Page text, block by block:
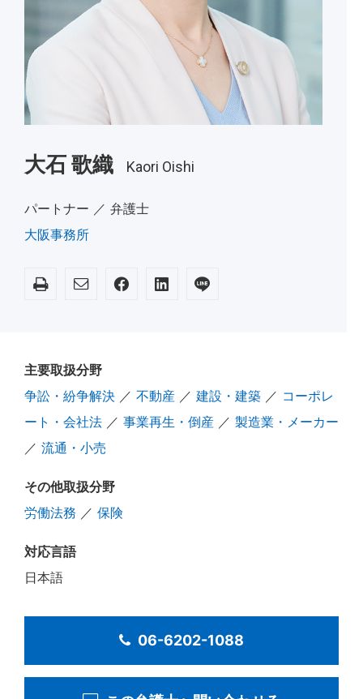
大石 歌織 Kaori Oishi
パートナー ／ 弁護士
大阪事務所
主要取扱分野
争訟・紛争解決 ／ 不動産 ／ 建設・建築 ／ コーポレ
ート・会社法 ／ 事業再生・倒産 ／ 製造業・メーカー
／ 流通・小売
その他取扱分野
労働法務 ／ 保険
対応言語
日本語
06-6202-1088